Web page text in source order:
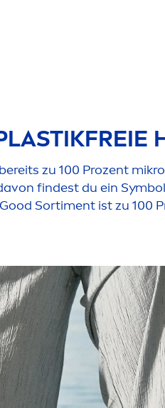
zu 100 Prozent
findest du ein
Good Sortiment ist zu 100